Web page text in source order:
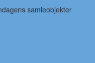
samleobjekter